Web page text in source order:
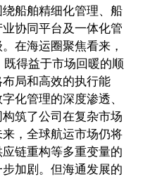
船舶精细化管理、船
协同平台及一体化管
在海运圈聚焦看来，
得益于市场回暖的顺
局和高效的执行能
化管理的深度渗透、
筑了公司在复杂市场
，全球航运市场仍将
链重构等多重变量的
加剧。但海通发展的